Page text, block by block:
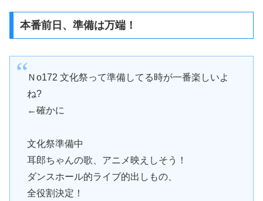
本番前日、準備は万端！
Ｎo172 文化祭って準備してる時が一番楽しいよ
ね?
←確かに
文化祭準備中
耳郎ちゃんの歌、アニメ映えしそう！
ダンスホール的ライブ的出しもの、
全役割決定！